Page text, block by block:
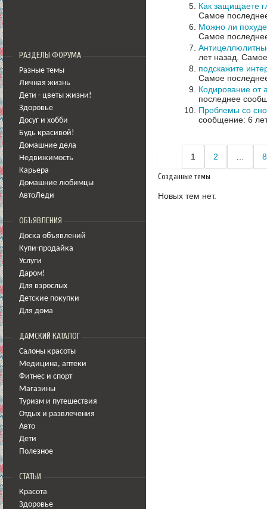
РАЗДЕЛЫ ФОРУМА
Разные темы
Личная жизнь
Дети - цветы жизни!
Здоровье
Досуг и хобби
Будь красивой!
Домашние дела
Недвижимость
Карьера
Домашние любимцы
АвтоЛеди
ОБЪЯВЛЕНИЯ
Доска объявлений
Купи-продайка
Услуги
Даром!
Для взрослых
Детские покупки
Для дома
ДАМСКИЙ КАТАЛОГ
Салоны красоты
Медицина, аптеки
Фитнес и спорт
Магазины
Туризм и путешествия
Отдых и развлечения
Авто
Дети
Полезное
СТАТЬИ
Красота
Здоровье
Как защищаете
Самое
Можно ли
Самое
лет назад.
подскажите
Самое
Кодирование от
последнее
Проблемы со
сообщение: 6
1 2 8
Созданные темы
Новых тем нет.